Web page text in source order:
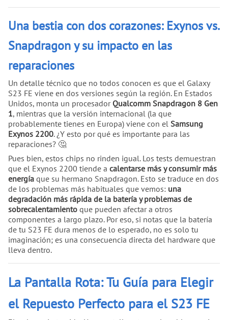
Una bestia con dos corazones: Exynos vs.
Snapdragon y su impacto en las
reparaciones
Un detalle técnico que no todos conocen es que el Galaxy
S23 FE viene en dos versiones según la región. En Estados
Unidos, monta un procesador Qualcomm Snapdragon 8 Gen
1, mientras que la versión internacional (la que
probablemente tienes en Europa) viene con el Samsung
Exynos 2200. ¿Y esto por qué es importante para las
reparaciones? 🤔
Pues bien, estos chips no rinden igual. Los tests demuestran
que el Exynos 2200 tiende a calentarse más y consumir más
energía que su hermano Snapdragon. Esto se traduce en dos
de los problemas más habituales que vemos: una
degradación más rápida de la batería y problemas de
sobrecalentamiento que pueden afectar a otros
componentes a largo plazo. Por eso, si notas que la batería
de tu S23 FE dura menos de lo esperado, no es solo tu
imaginación; es una consecuencia directa del hardware que
lleva dentro.
La Pantalla Rota: Tu Guía para Elegir
el Repuesto Perfecto para el S23 FE